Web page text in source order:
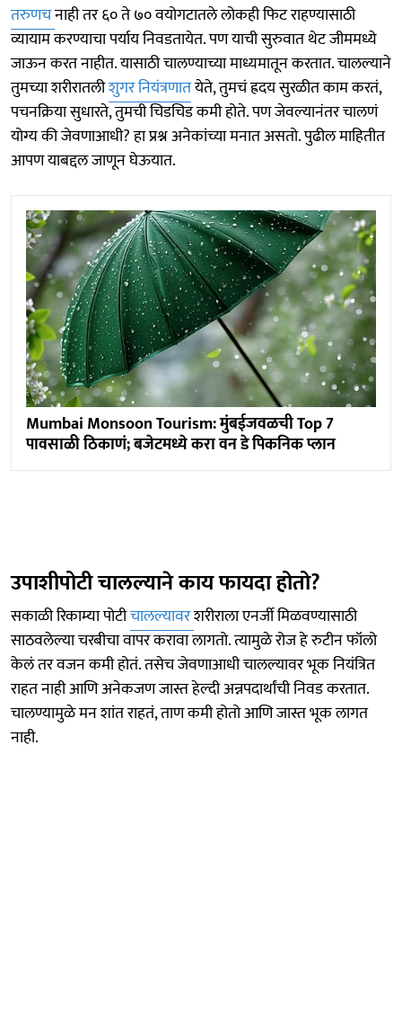
तरुणचनाही तर ६० ते ७० वयोगटातले लोकही फिट राहण्यासाठी
व्यायाम करण्याचा पर्याय निवडतायेत. पण याची सुरुवात थेट जीममध्ये
जाऊन करत नाहीत. यासाठी चालण्याच्या माध्यमातून करतात. चालल्याने
तुमच्या शरीरातलीशुगर नियंत्रणातयेते, तुमचं ह्रदय सुरळीत काम करतं,
पचनक्रिया सुधारते, तुमची चिडचिड कमी होते. पण जेवल्यानंतर चालणं
योग्य की जेवणाआधी? हा प्रश्न अनेकांच्या मनात असतो. पुढील माहितीत
आपण याबद्दल जाणून घेऊयात.
Mumbai Monsoon Tourism: मुंबईजवळची Top 7
पावसाळी ठिकाणं; बजेटमध्ये करा वन डे पिकनिक प्लान
उपाशीपोटी चालल्याने काय फायदा होतो?
सकाळी रिकाम्या पोटीचालल्यावरशरीराला एनर्जी मिळवण्यासाठी
साठवलेल्या चरबीचा वापर करावा लागतो. त्यामुळे रोज हे रुटीन फॉलो
केलं तर वजन कमी होतं. तसेच जेवणाआधी चालल्यावर भूक नियंत्रित
राहत नाही आणि अनेकजण जास्त हेल्दी अन्नपदार्थांची निवड करतात.
चालण्यामुळे मन शांत राहतं, ताण कमी होतो आणि जास्त भूक लागत
नाही.